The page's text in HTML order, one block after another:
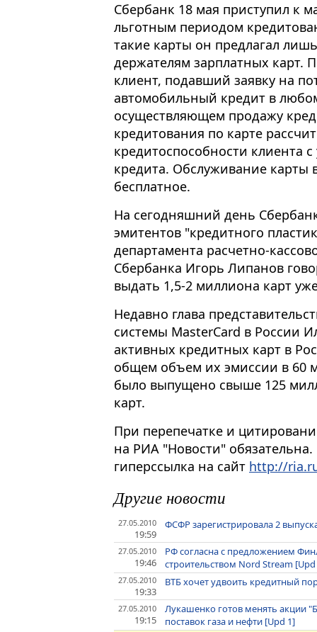
Сбербанк 18 мая приступил к
льготным периодом
такие карты он предлагал
держателям зарплатных карт.
клиент, подавший заявку на
автомобильный кредит в
осуществляющем продажу
кредитования по карте
кредитоспособности клиента
кредита. Обслуживание карты
бесплатное.
На сегодняшний день
эмитентов "кредитного
департамента расчетно-
Сбербанка Игорь Липанов
выдать 1,5-2 миллиона карт
Недавно глава
системы MasterCard в России
активных кредитных карт в
общем объем их эмиссии в 60
было выпущено свыше 125
карт.
При перепечатке и
на РИА "Новости"
гиперссылка на сайт http://
Другие новости
27.05.2010
19:59
ФСФР зарегистрировала 2
27.05.2010
19:46
РФ согласна с предложением
строительством Nord Stream
27.05.2010
19:33
ВТБ хочет удвоить кредитный
27.05.2010
19:15
Лукашенко готов менять акции
поставок газа и нефти [Upd 1]